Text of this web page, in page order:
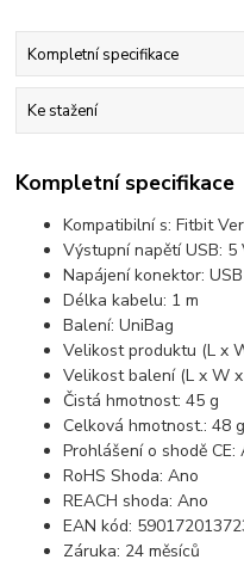
Kompletní specifikace
Ke stažení
Kompletní specifikace
Kompatibilní s: Fitbit
Výstupní napětí USB: 5
Napájení konektor: USB
Délka kabelu: 1 m
Balení: UniBag
Velikost produktu (L x
Velikost balení (L x W
Čistá hmotnost: 45 g
Celková hmotnost.: 48 g
Prohlášení o shodě CE:
RoHS Shoda: Ano
REACH shoda: Ano
EAN kód:
Záruka: 24 měsíců